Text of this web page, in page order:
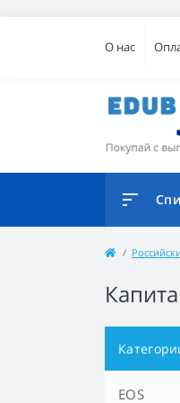
О нас
EOS